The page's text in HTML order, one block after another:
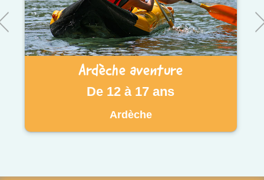
Ardèche aventure
De 12 à 17 ans
Ardèche